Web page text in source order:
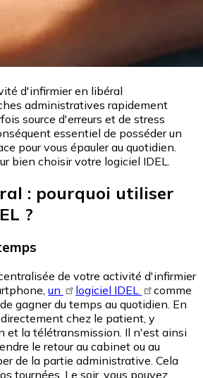
d'infirmier en libéral
administratives rapidement
source d'erreurs et de stress
essentiel de posséder un
pour vous épauler au quotidien.
bien choisir votre logiciel IDEL.
: pourquoi utiliser
?
de votre activité d'infirmier
un logiciel IDEL
comme
gagner du temps au quotidien. En
chez le patient, y
et la télétransmission. Il n'est ainsi
le retour au cabinet ou au
de la partie administrative. Cela
tournées. Le soir, vous pouvez